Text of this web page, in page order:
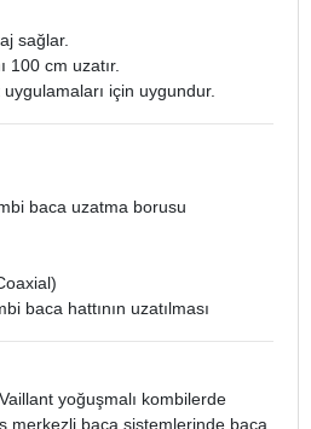
sağlar.
100 cm uzatır.
için uygundur.
baca uzatma borusu
baca hattının uzatılması
yoğuşmalı kombilerde
merkezli baca sistemlerinde baca